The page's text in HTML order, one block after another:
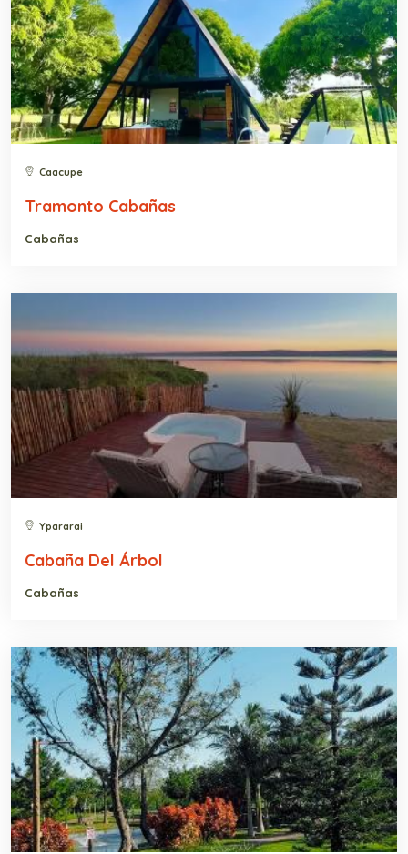
Caacupe
Tramonto Cabañas
Cabañas
Ypararai
Cabaña Del Árbol
Cabañas